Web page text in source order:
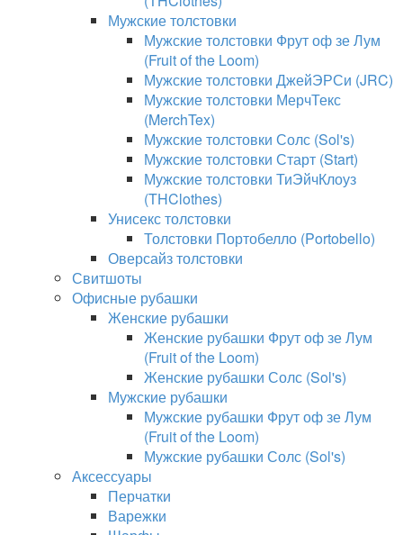
Мужские толстовки
Мужские толстовки Фрут оф зе Лум
(Fruit of the Loom)
Мужские толстовки ДжейЭРСи (JRC)
Мужские толстовки МерчТекс
(MerchTex)
Мужские толстовки Солс (Sol's)
Мужские толстовки Старт (Start)
Мужские толстовки ТиЭйчКлоуз
(THClothes)
Унисекс толстовки
Толстовки Портобелло (Portobello)
Оверсайз толстовки
Свитшоты
Офисные рубашки
Женские рубашки
Женские рубашки Фрут оф зе Лум
(Fruit of the Loom)
Женские рубашки Солс (Sol's)
Мужские рубашки
Мужские рубашки Фрут оф зе Лум
(Fruit of the Loom)
Мужские рубашки Солс (Sol's)
Аксессуары
Перчатки
Варежки